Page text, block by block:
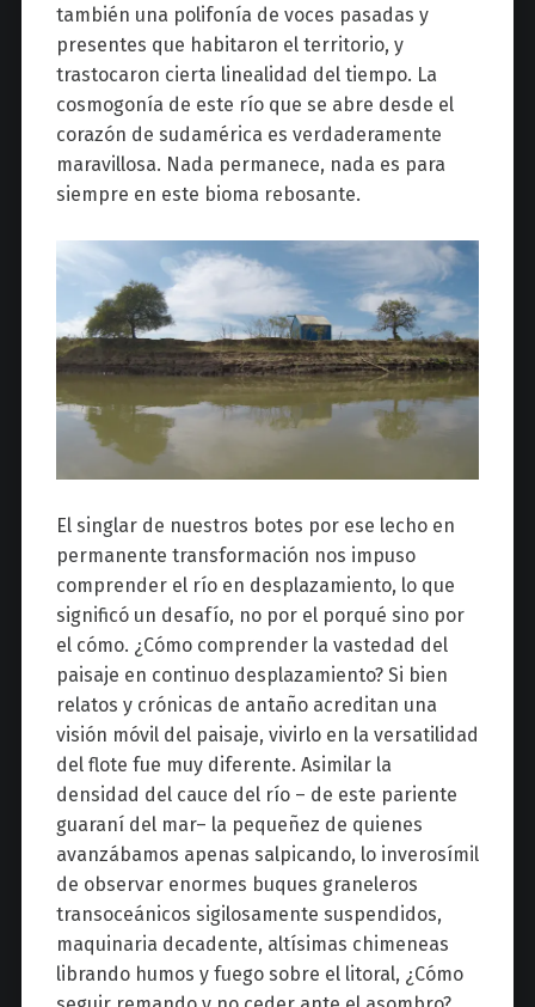
también una polifonía de voces pasadas y
presentes que habitaron el territorio, y
trastocaron cierta linealidad del tiempo. La
cosmogonía de este río que se abre desde el
corazón de sudamérica es verdaderamente
maravillosa. Nada permanece, nada es para
siempre en este bioma rebosante.
El singlar de nuestros botes por ese lecho en
permanente transformación nos impuso
comprender el río en desplazamiento, lo que
significó un desafío, no por el porqué sino por
el cómo. ¿Cómo comprender la vastedad del
paisaje en continuo desplazamiento? Si bien
relatos y crónicas de antaño acreditan una
visión móvil del paisaje, vivirlo en la versatilidad
del flote fue muy diferente. Asimilar la
densidad del cauce del río – de este pariente
guaraní del mar– la pequeñez de quienes
avanzábamos apenas salpicando, lo inverosímil
de observar enormes buques graneleros
transoceánicos sigilosamente suspendidos,
maquinaria decadente, altísimas chimeneas
librando humos y fuego sobre el litoral, ¿Cómo